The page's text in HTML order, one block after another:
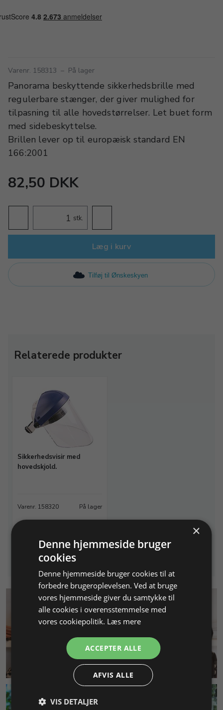
Varenr. 158313 – På lager
Panorama beskyttende sikkerhedsbrille med
regulerbare stænger, der giver mulighed for
tilpasning til alle hovedstørrelser. Let buet form
med sidebeskyttelse.
Brillen lever op til europæisk standard EN
166:2001
82,50 DKK
stk.
Læg i kurv
Tilføj til Ønskeskyen
Relaterede produkter
Sikkerhedsvisir med
hovedskjold.
Varenr. 158320 På lager
Info Læg i kurv
KUNDESERVICE
×
Denne hjemmeside bruger
cookies
Denne hjemmeside bruger cookies til at
forbedre brugeroplevelsen. Ved at bruge
vores hjemmeside giver du samtykke til
alle cookies i overensstemmelse med
vores cookiepolitik. Læs mere
ACCEPTER ALLE
AFVIS ALLE
VIS DETALJER